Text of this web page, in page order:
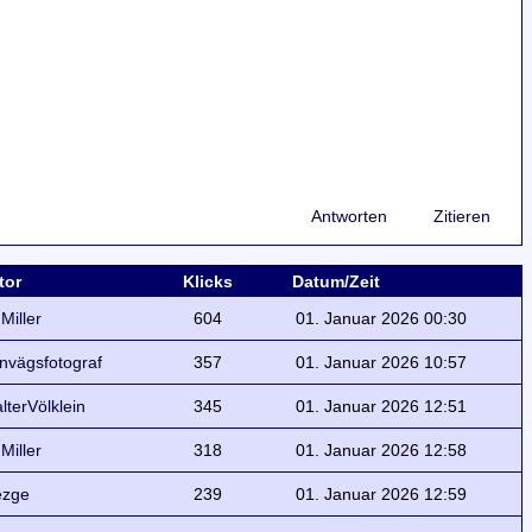
Antworten Zitieren
Klicks Datum/Zeit
604 01. Januar 2026 00:30
357 01. Januar 2026 10:57
345 01. Januar 2026 12:51
318 01. Januar 2026 12:58
239 01. Januar 2026 12:59